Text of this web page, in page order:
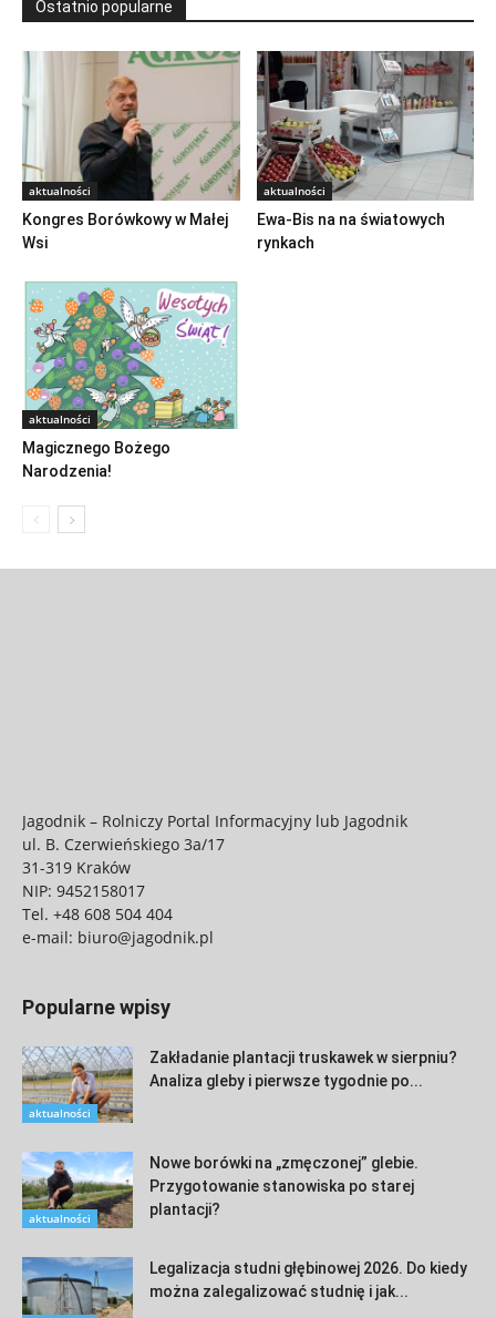
Ostatnio popularne
aktualności
Kongres Borówkowy w Małej
Wsi
aktualności
Ewa-Bis na na światowych
rynkach
aktualności
Magicznego Bożego
Narodzenia!
Jagodnik – Rolniczy Portal Informacyjny lub Jagodnik
ul. B. Czerwieńskiego 3a/17
31-319 Kraków
NIP: 9452158017
Tel. +48 608 504 404
e-mail: biuro@jagodnik.pl
Popularne wpisy
aktualności
Zakładanie plantacji truskawek w sierpniu?
Analiza gleby i pierwsze tygodnie po...
aktualności
Nowe borówki na „zmęczonej” glebie.
Przygotowanie stanowiska po starej
plantacji?
Legalizacja studni głębinowej 2026. Do kiedy
można zalegalizować studnię i jak...